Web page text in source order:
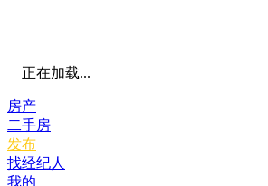
正在加载...
房产
二手房
发布
找经纪人
我的